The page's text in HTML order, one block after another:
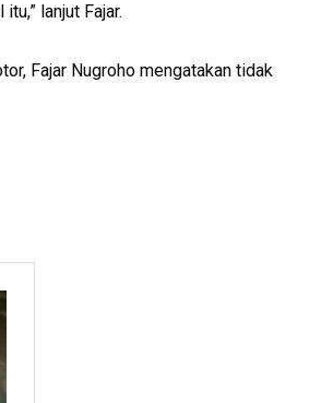
lanjut Fajar.
Fajar Nugroho mengatakan tidak